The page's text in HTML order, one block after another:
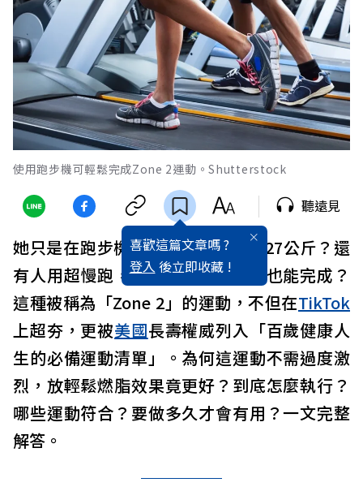
使用跑步機可輕鬆完成Zone 2運動。Shutterstock
喜歡這篇文章嗎 ?
登入 後立即收藏 !
聽遠見
她只是在跑步機上輕鬆慢跑，就瘦27公斤？還
有人用超慢跑，踩健身單車與走路也能完成？
這種被稱為「Zone 2」的運動，不但在TikTok
上超夯，更被美國長壽權威列入「百歲健康人
生的必備運動清單」。為何這運動不需過度激
烈，放輕鬆燃脂效果竟更好？到底怎麼執行？
哪些運動符合？要做多久才會有用？一文完整
解答。